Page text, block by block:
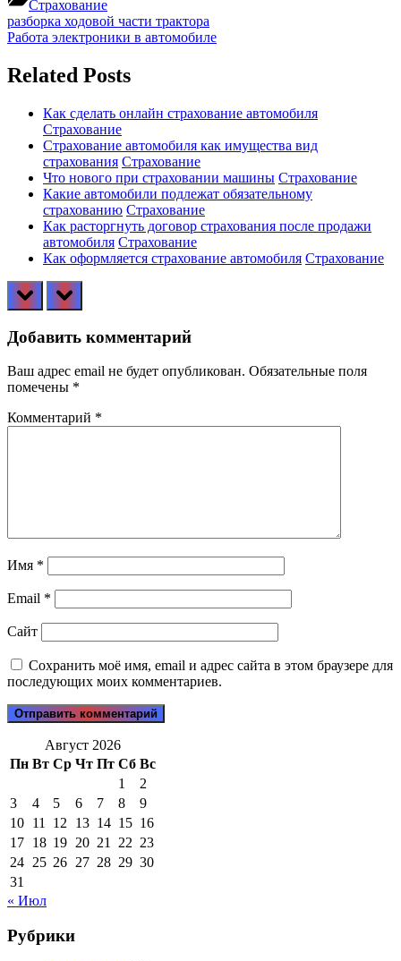
Страхование
Навигация
по
записям
Previous
Post:
разборка ходовой части трактора
Next
Работа электроники в автомобиле
Related Posts
Как сделать онлайн страхование автомобиля
Страхование
Страхование автомобиля как имущества вид
страхования Страхование
Что нового при страховании машины Страхование
Какие автомобили подлежат обязательному
страхованию Страхование
Как расторгнуть договор страхования после продажи
автомобиля Страхование
Как оформляется страхование автомобиля Страхование
prev next
Добавить комментарий
Ваш адрес email не будет опубликован. Обязательные поля
помечены *
Комментарий *
Имя *
Email *
Сайт
Сохранить моё имя, email и адрес сайта в этом браузере для
последующих моих комментариев.
Август 2026
Пн Вт Ср Чт Пт Сб Вс
1
2
3
4 5 6 7 8
9
10 11 12 13 14 15 16
17 18 19 20 21 22 23
24 25 26 27 28 29 30
31
« Июл
Рубрики